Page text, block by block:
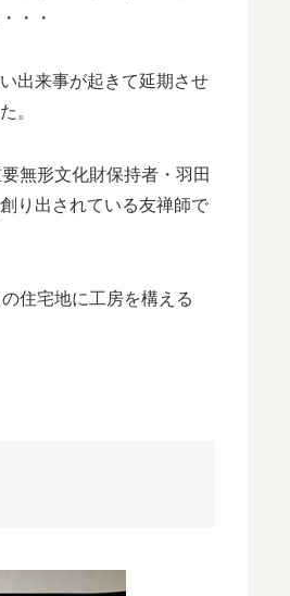
・・
出来事が起きて延期させ
。
無形文化財保持者・羽田
り出されている友禅師で
住宅地に工房を構える